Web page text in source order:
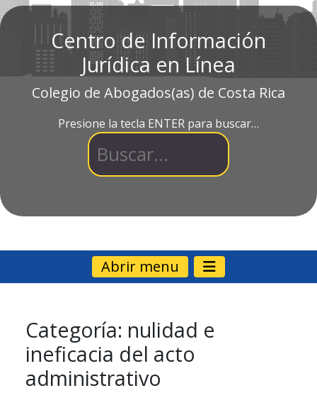
Centro de Información
Jurídica en Línea
Colegio de Abogados(as) de Costa Rica
Presione la tecla ENTER para buscar…
Abrir menu
Categoría: nulidad e
ineficacia del acto
administrativo